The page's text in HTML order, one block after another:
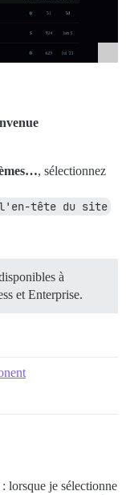
, sélectionnez
l'en-tête du site
à
et Enterprise.
lorsque je sélectionne